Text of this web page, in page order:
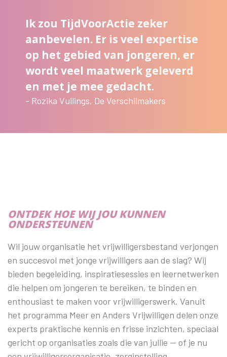
Ik zou TijdVoorActie zeker
aanbevelen. Er is veel expertise
op het gebied van jongeren, er
wordt veel maatwerk geleverd
en met je mee gedacht.
- Rozika Vullings, De Verschilmakers
ONTDEK HOE WIJ JOU KUNNEN
ONDERSTEUNEN
Wil jouw organisatie het vrijwilligersbestand verjongen
en succesvol met jonge vrijwilligers aan de slag? Wij
bieden begeleiding, inspiratiesessies en leernetwerken
die helpen om jongeren te bereiken, te binden en
enthousiast te maken voor vrijwilligerswerk. Vanuit
het programma Meer en Anders Vrijwilligen delen onze
experts praktische kennis en frisse inzichten, speciaal
gericht op organisaties zoals die van jullie — of je nu